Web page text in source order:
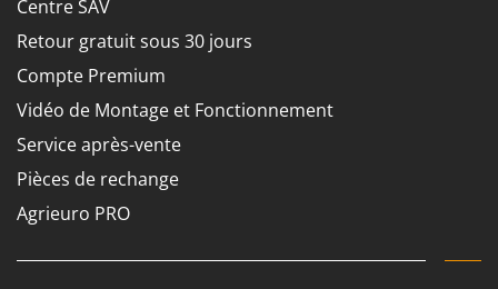
Centre SAV
Retour gratuit sous 30 jours
Compte Premium
Vidéo de Montage et Fonctionnement
Service après-vente
Pièces de rechange
Agrieuro PRO